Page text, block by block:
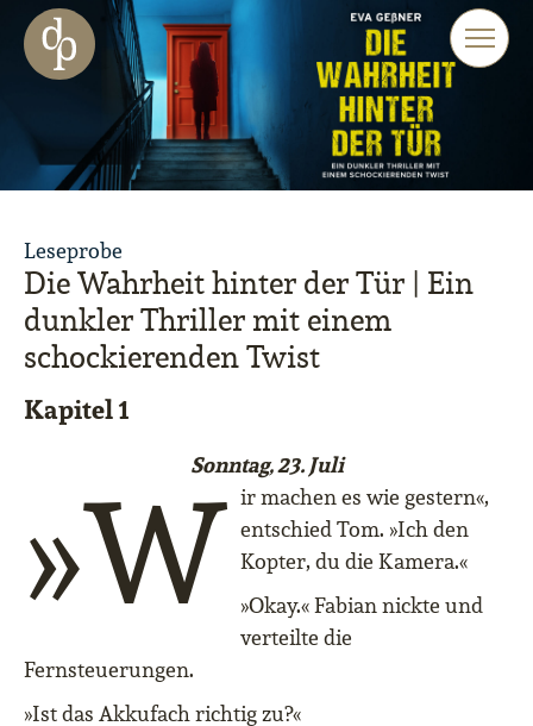
Zum Haupt-Inhalt springen
Zur Navigation springen
Zur Website-Suche springen
Leseprobe
Die Wahrheit hinter der Tür | Ein
dunkler Thriller mit einem
schockierenden Twist
Kapitel 1
Sonntag, 23. Juli
»W ir machen es wie gestern«,
entschied Tom. »Ich den
Kopter, du die Kamera.«
»Okay.« Fabian nickte und
verteilte die
Fernsteuerungen.
»Ist das Akkufach richtig zu?«